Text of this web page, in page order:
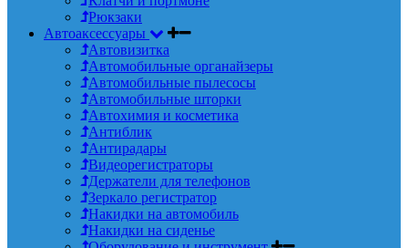
Рюкзаки
Автоаксессуары
Автовизитка
Автомобильные органайзеры
Автомобильные пылесосы
Автомобильные шторки
Автохимия и косметика
Антиблик
Антирадары
Видеорегистраторы
Держатели для телефонов
Зеркало регистратор
Накидки на автомобиль
Накидки на сиденье